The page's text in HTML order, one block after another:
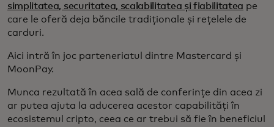
simplitatea, securitatea, scalabilitatea și fiabilitatea pe
care le oferă deja băncile tradiționale și rețelele de
carduri.
Aici intră în joc parteneriatul dintre Mastercard și
MoonPay.
Munca rezultată în acea sală de conferințe din acea zi
ar putea ajuta la aducerea acestor capabilități în
ecosistemul cripto, ceea ce ar trebui să fie în beneficiul